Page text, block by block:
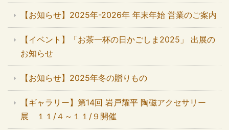
【お知らせ】2025年-2026年 年末年始 営業のご案内
【イベント】「お茶一杯の日かごしま2025」 出展の
お知らせ
【お知らせ】2025年冬の贈りもの
【ギャラリー】第14回 岩戸耀平 陶磁アクセサリー
展 １１/４～１１/９開催